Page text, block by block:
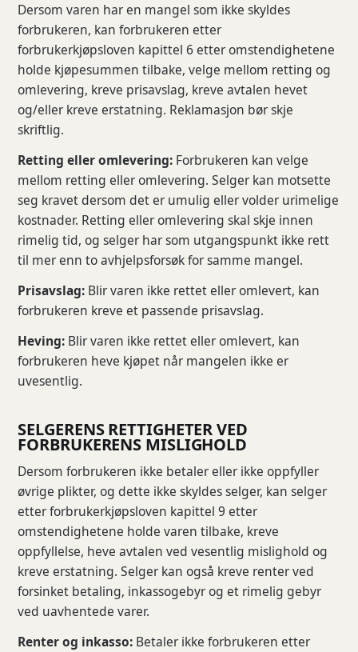
Dersom varen har en mangel som ikke skyldes
forbrukeren, kan forbrukeren etter
forbrukerkjøpsloven kapittel 6 etter omstendighetene
holde kjøpesummen tilbake, velge mellom retting og
omlevering, kreve prisavslag, kreve avtalen hevet
og/eller kreve erstatning. Reklamasjon bør skje
skriftlig.
Retting eller omlevering: Forbrukeren kan velge
mellom retting eller omlevering. Selger kan motsette
seg kravet dersom det er umulig eller volder urimelige
kostnader. Retting eller omlevering skal skje innen
rimelig tid, og selger har som utgangspunkt ikke rett
til mer enn to avhjelpsforsøk for samme mangel.
Prisavslag: Blir varen ikke rettet eller omlevert, kan
forbrukeren kreve et passende prisavslag.
Heving: Blir varen ikke rettet eller omlevert, kan
forbrukeren heve kjøpet når mangelen ikke er
uvesentlig.
SELGERENS RETTIGHETER VED
FORBRUKERENS MISLIGHOLD
Dersom forbrukeren ikke betaler eller ikke oppfyller
øvrige plikter, og dette ikke skyldes selger, kan selger
etter forbrukerkjøpsloven kapittel 9 etter
omstendighetene holde varen tilbake, kreve
oppfyllelse, heve avtalen ved vesentlig mislighold og
kreve erstatning. Selger kan også kreve renter ved
forsinket betaling, inkassogebyr og et rimelig gebyr
ved uavhentede varer.
Renter og inkasso: Betaler ikke forbrukeren etter